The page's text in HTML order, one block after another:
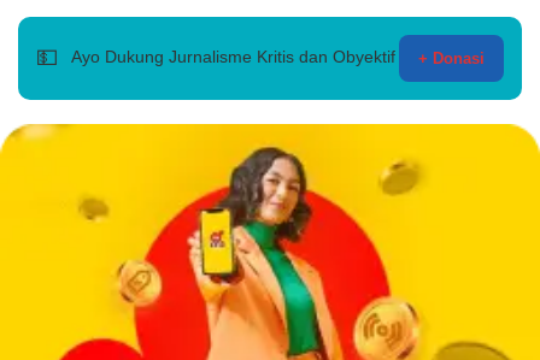
💵 Ayo Dukung Jurnalisme Kritis dan Obyektif + Donasi